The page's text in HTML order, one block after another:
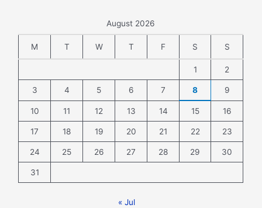
August 2026
M T W T F S S
1 2
3 4 5 6 7 8 9
10 11 12 13 14 15 16
17 18 19 20 21 22 23
24 25 26 27 28 29 30
31
« Jul